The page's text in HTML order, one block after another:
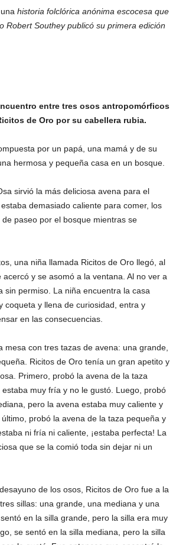
historia folclórica anónima escocesa que
Robert Southey publicó su primera edición
entre tres osos antropomórficos
de Oro por su cabellera rubia.
por un papá, una mamá y de su
hermosa y pequeña casa en un bosque.
sirvió la más deliciosa avena para el
demasiado caliente para comer, los
paseo por el bosque mientras se
una niña llamada Ricitos de Oro llegó, al
y se asomó a la ventana. Al no ver a
sin permiso. La niña encuentra la casa
coqueta y llena de curiosidad, entra y
en las consecuencias.
mesa con tres tazas de avena: una grande,
Ricitos de Oro tenía un gran apetito y
Primero, probó la avena de la taza
muy fría y no le gustó. Luego, probó
pero la avena estaba muy caliente y
probó la avena de la taza pequeña y
ni fría ni caliente, ¡estaba perfecta! La
que se la comió toda sin dejar ni un
de los osos, Ricitos de Oro fue a la
sillas: una grande, una mediana y una
en la silla grande, pero la silla era muy
se sentó en la silla mediana, pero la silla